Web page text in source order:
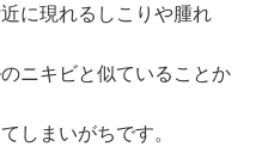
に現れるしこりや腫れ
ニキビと似ていることか
しまいがちです。